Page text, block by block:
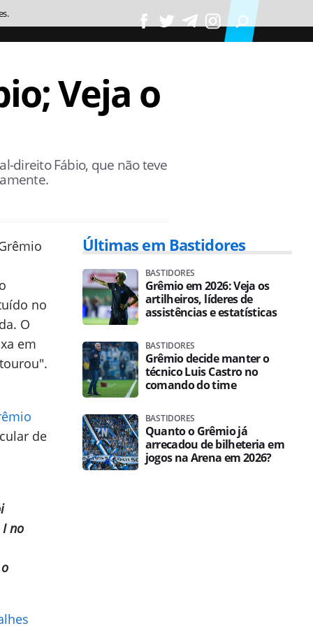
Veja o
direito Fábio, que não teve
no
O
em
de
no
Últimas em Bastidores
BASTIDORES
Grêmio em 2026: Veja os
artilheiros, líderes de
assistências e estatísticas
BASTIDORES
Grêmio decide manter o
técnico Luis Castro no
comando do time
BASTIDORES
Quanto o Grêmio já
arrecadou de bilheteria em
jogos na Arena em 2026?